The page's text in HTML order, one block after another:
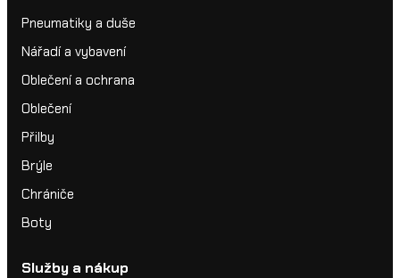
Pneumatiky a duše
Nářadí a vybavení
Oblečení a ochrana
Oblečení
Přilby
Brýle
Chrániče
Boty
Služby a nákup